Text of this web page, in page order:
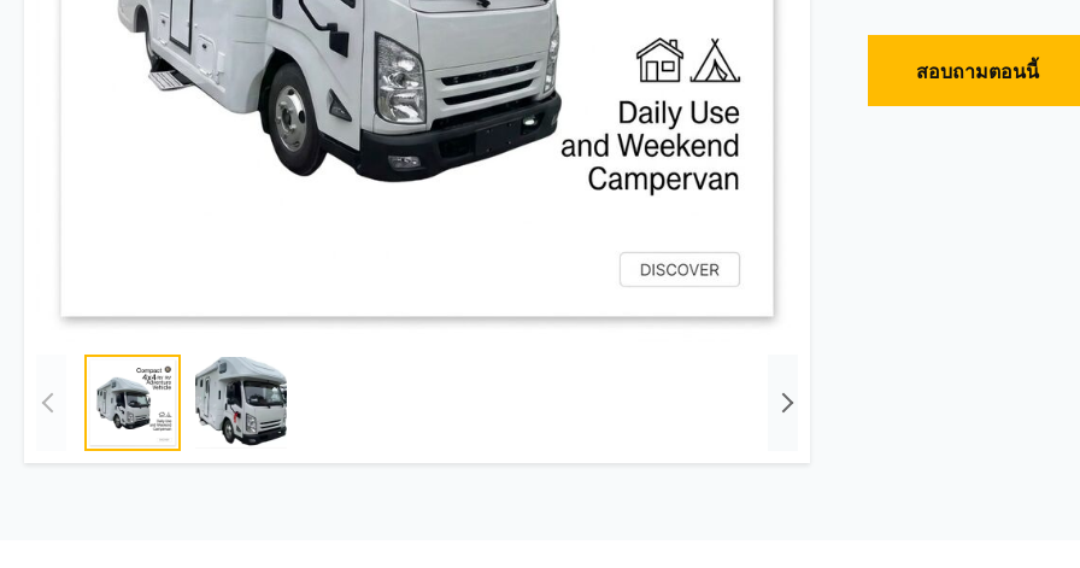
สอบถามตอนนี้